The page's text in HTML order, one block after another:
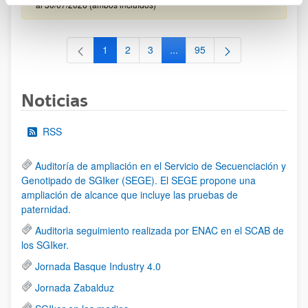
al 30/07/2026 (ambos incluídos)
Página
1 Página
2 Página
3 ...Páginas intermedias Use TAB
Página
95
Noticias
RSS
Auditoría de ampliación en el Servicio de Secuenciación y
Genotipado de SGIker (SEGE). El SEGE propone una
ampliación de alcance que incluye las pruebas de
paternidad.
Auditoria seguimiento realizada por ENAC en el SCAB de
los SGIker.
Jornada Basque Industry 4.0
Jornada Zabalduz